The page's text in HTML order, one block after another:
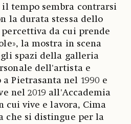
il tempo sembra contrarsi
la durata stessa dello
percettiva da cui prende
la mostra in scena
spazi della galleria
dell'artista e
Pietrasanta nel 1990 e
nel 2019 all'Accademia
cui vive e lavora, Cima
che si distingue per la